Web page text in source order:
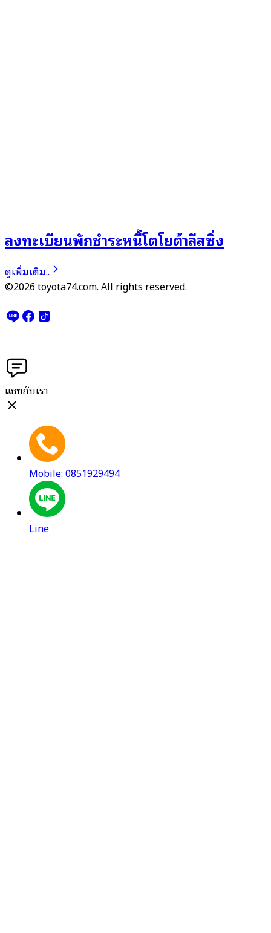
ลงทะเบียนพักชำระหนี้โตโยต้าลีสซิ่ง
ดูเพิ่มเติม..
©2026 toyota74.com. All rights reserved.
แชทกับเรา
Mobile: 0851929494
Line